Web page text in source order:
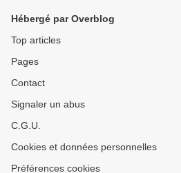
Hébergé par Overblog
Top articles
Pages
Contact
Signaler un abus
C.G.U.
Cookies et données personnelles
Préférences cookies